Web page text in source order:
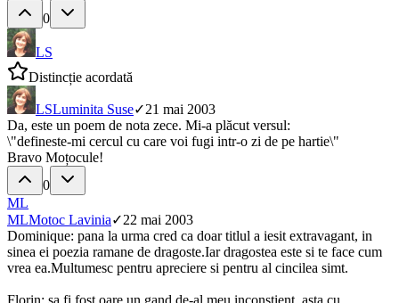
0
LS
Distincție acordată
LSLuminita Suse✓21 mai 2003
Da, este un poem de nota zece. Mi-a plăcut versul:
\"defineste-mi cercul cu care voi fugi intr-o zi de pe hartie\"
Bravo Moțocule!
0
ML
MLMotoc Lavinia✓22 mai 2003
Dominique: pana la urma cred ca doar titlul a iesit extravagant, in
sinea ei poezia ramane de dragoste.Iar dragostea este si te face cum
vrea ea.Multumesc pentru apreciere si pentru al cincilea simt.